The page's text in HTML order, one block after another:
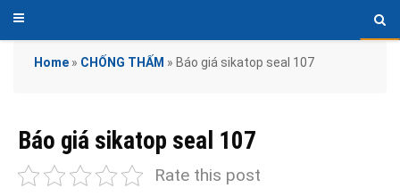
Home » CHỐNG THẤM » Báo giá sikatop seal 107
Báo giá sikatop seal 107
Rate this post